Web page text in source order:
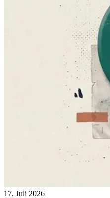
17. Juli 2026